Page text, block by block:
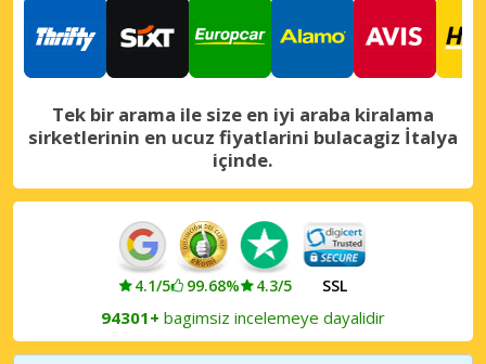
Tek bir arama ile size en iyi araba kiralama
sirketlerinin en ucuz fiyatlarini bulacagiz İtalya
içinde.
4.1/5 99.68% 4.3/5 SSL
94301+ bagimsiz incelemeye dayalidir